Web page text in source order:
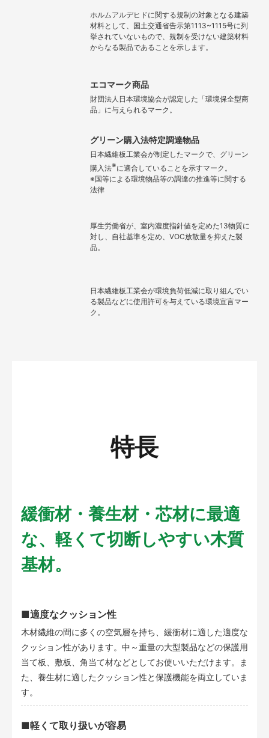
ホルムアルデヒドに関する規制の対象となる建築
材料として、国土交通省告示第1113~1115号に列
挙されていないもので、規制を受けない建築材料
からなる製品であることを示します。
エコマーク商品
財団法人日本環境協会が認定した「環境保全型商
品」に与えられるマーク。
グリーン購入法特定調達物品
日本繊維板工業会が制定したマークで、グリーン
購入法※に適合していることを示すマーク。
※国等による環境物品等の調達の推進等に関する
法律
厚生労働省が、室内濃度指針値を定めた13物質に
対し、自社基準を定め、VOC放散量を抑えた製
品。
日本繊維板工業会が環境負荷低減に取り組んでい
る製品などに使用許可を与えている環境宣言マー
ク。
特長
緩衝材・養生材・芯材に最適
な、軽くて切断しやすい木質
基材。
■適度なクッション性
木材繊維の間に多くの空気層を持ち、緩衝材に適した適度な
クッション性があります。中～重量の大型製品などの保護用
当て板、敷板、角当て材などとしてお使いいただけます。ま
た、養生材に適したクッション性と保護機能を両立していま
す。
■軽くて取り扱いが容易